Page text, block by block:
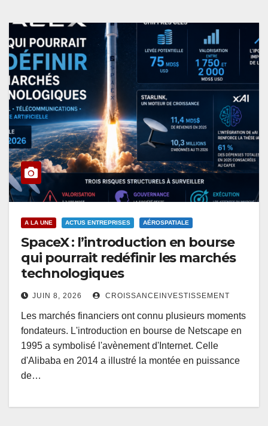
A LA UNE ACTUS ENTREPRISES AÉROSPATIALE
SpaceX : l’introduction en bourse
qui pourrait redéfinir les marchés
technologiques
JUIN 8, 2026 CROISSANCEINVESTISSEMENT
Les marchés financiers ont connu plusieurs moments
fondateurs. L'introduction en bourse de Netscape en
1995 a symbolisé l'avènement d'Internet. Celle
d'Alibaba en 2014 a illustré la montée en puissance
de…